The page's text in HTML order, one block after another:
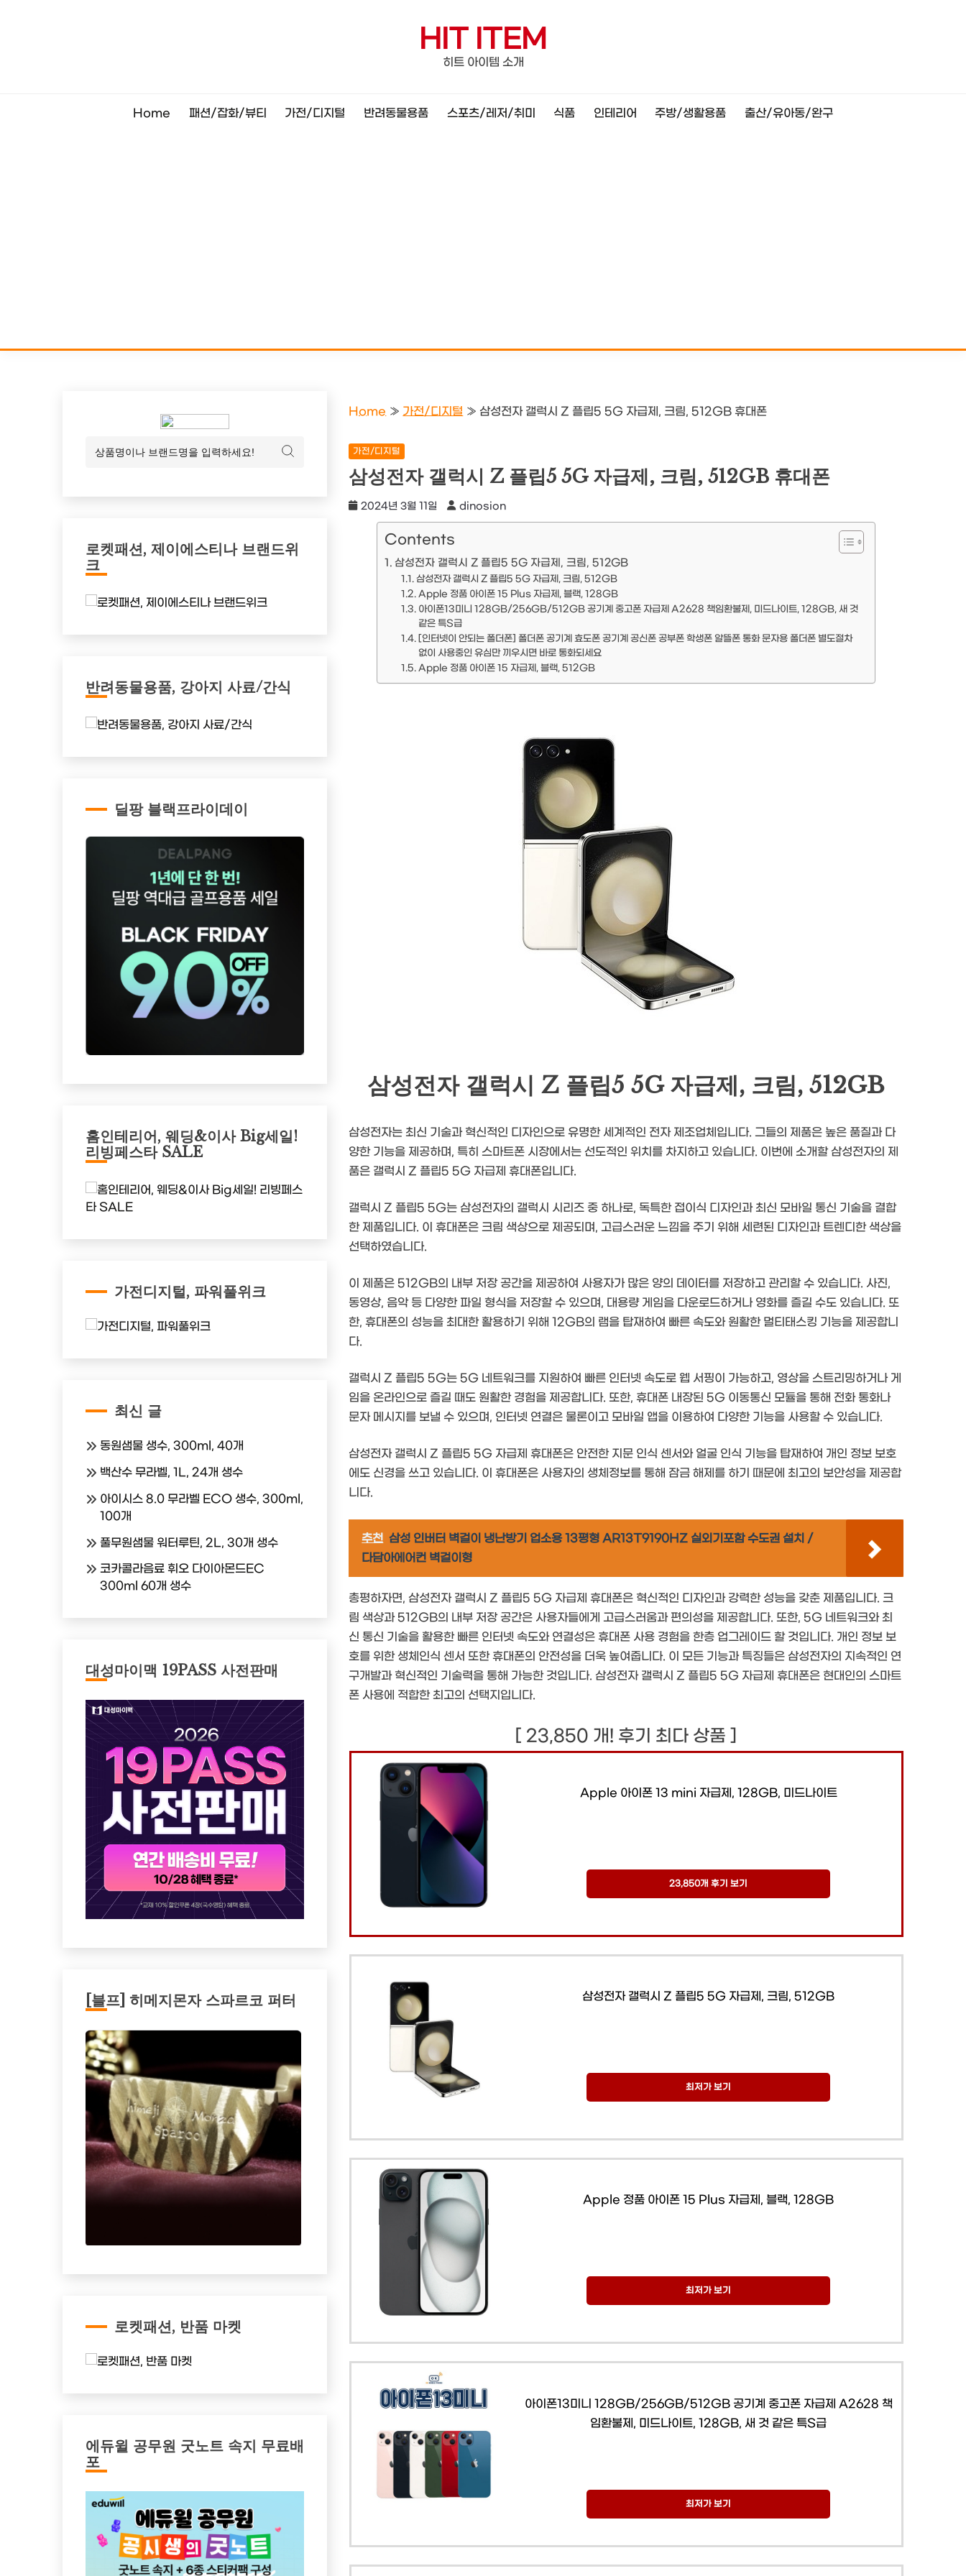
HIT ITEM
히트 아이템 소개
Home 패션/잡화/뷰티 가전/디지털 반려동물용품 스포츠/레저/취미 식품 인테리어 주방/생활용품 출산/유아동/완구
Home » 가전/디지털 » 삼성전자 갤럭시 Z 플립5 5G 자급제, 크림, 512GB 휴대폰
가전/디지털
삼성전자 갤럭시 Z 플립5 5G 자급제, 크림, 512GB 휴대폰
2024년 3월 11일 dinosion
Contents
삼성전자 갤럭시 Z 플립5 5G 자급제, 크림, 512GB
삼성전자 갤럭시 Z 플립5 5G 자급제, 크림, 512GB
Apple 정품 아이폰 15 Plus 자급제, 블랙, 128GB
아이폰13미니 128GB/256GB/512GB 공기계 중고폰 자급제 A2628 책임환불제, 미드나이트, 128GB, 새 것
같은 특S급
[인터넷이 안되는 폴더폰] 폴더폰 공기계 효도폰 공기계 공신폰 공부폰 학생폰 알뜰폰 통화 문자용 폴더폰 별도절차
없이 사용중인 유심만 끼우시면 바로 통화되세요
Apple 정품 아이폰 15 자급제, 블랙, 512GB
삼성전자 갤럭시 Z 플립5 5G 자급제, 크림, 512GB
삼성전자는 최신 기술과 혁신적인 디자인으로 유명한 세계적인 전자 제조업체입니다. 그들의 제품은 높은 품질과 다
양한 기능을 제공하며, 특히 스마트폰 시장에서는 선도적인 위치를 차지하고 있습니다. 이번에 소개할 삼성전자의 제
품은 갤럭시 Z 플립5 5G 자급제 휴대폰입니다.
갤럭시 Z 플립5 5G는 삼성전자의 갤럭시 시리즈 중 하나로, 독특한 접이식 디자인과 최신 모바일 통신 기술을 결합
한 제품입니다. 이 휴대폰은 크림 색상으로 제공되며, 고급스러운 느낌을 주기 위해 세련된 디자인과 트렌디한 색상을
선택하였습니다.
이 제품은 512GB의 내부 저장 공간을 제공하여 사용자가 많은 양의 데이터를 저장하고 관리할 수 있습니다. 사진,
동영상, 음악 등 다양한 파일 형식을 저장할 수 있으며, 대용량 게임을 다운로드하거나 영화를 즐길 수도 있습니다. 또
한, 휴대폰의 성능을 최대한 활용하기 위해 12GB의 램을 탑재하여 빠른 속도와 원활한 멀티태스킹 기능을 제공합니
다.
갤럭시 Z 플립5 5G는 5G 네트워크를 지원하여 빠른 인터넷 속도로 웹 서핑이 가능하고, 영상을 스트리밍하거나 게
임을 온라인으로 즐길 때도 원활한 경험을 제공합니다. 또한, 휴대폰 내장된 5G 이동통신 모듈을 통해 전화 통화나
문자 메시지를 보낼 수 있으며, 인터넷 연결은 물론이고 모바일 앱을 이용하여 다양한 기능을 사용할 수 있습니다.
삼성전자 갤럭시 Z 플립5 5G 자급제 휴대폰은 안전한 지문 인식 센서와 얼굴 인식 기능을 탑재하여 개인 정보 보호
에도 신경을 쓰고 있습니다. 이 휴대폰은 사용자의 생체정보를 통해 잠금 해제를 하기 때문에 최고의 보안성을 제공합
니다.
추천 삼성 인버터 벽걸이 냉난방기 업소용 13평형 AR13T9190HZ 실외기포함 수도권 설치 /
다담아에어컨 벽걸이형
총평하자면, 삼성전자 갤럭시 Z 플립5 5G 자급제 휴대폰은 혁신적인 디자인과 강력한 성능을 갖춘 제품입니다. 크
림 색상과 512GB의 내부 저장 공간은 사용자들에게 고급스러움과 편의성을 제공합니다. 또한, 5G 네트워크와 최
신 통신 기술을 활용한 빠른 인터넷 속도와 연결성은 휴대폰 사용 경험을 한층 업그레이드 할 것입니다. 개인 정보 보
호를 위한 생체인식 센서 또한 휴대폰의 안전성을 더욱 높여줍니다. 이 모든 기능과 특징들은 삼성전자의 지속적인 연
구개발과 혁신적인 기술력을 통해 가능한 것입니다. 삼성전자 갤럭시 Z 플립5 5G 자급제 휴대폰은 현대인의 스마트
폰 사용에 적합한 최고의 선택지입니다.
[ 23,850 개! 후기 최다 상품 ]
Apple 아이폰 13 mini 자급제, 128GB, 미드나이트
23,850개 후기 보기
삼성전자 갤럭시 Z 플립5 5G 자급제, 크림, 512GB
최저가 보기
Apple 정품 아이폰 15 Plus 자급제, 블랙, 128GB
최저가 보기
아이폰13미니 128GB/256GB/512GB 공기계 중고폰 자급제 A2628 책
임환불제, 미드나이트, 128GB, 새 것 같은 특S급
최저가 보기
로켓패션, 제이에스티나 브랜드위
크
반려동물용품, 강아지 사료/간식
딜팡 블랙프라이데이
홈인테리어, 웨딩&이사 Big세일!
리빙페스타 SALE
가전디지털, 파워풀위크
최신 글
동원샘물 생수, 300ml, 40개
백산수 무라벨, 1L, 24개 생수
아이시스 8.0 무라벨 ECO 생수, 300ml,
100개
풀무원샘물 워터루틴, 2L, 30개 생수
코카콜라음료 휘오 다이아몬드EC
300ml 60개 생수
대성마이맥 19PASS 사전판매
[블프] 히메지몬자 스파르코 퍼터
로켓패션, 반품 마켓
에듀윌 공무원 굿노트 속지 무료배
포